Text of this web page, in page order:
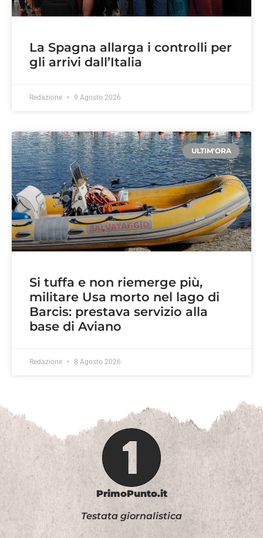
La Spagna allarga i controlli per
gli arrivi dall’Italia
Redazione 9 Agosto 2026
ULTIM'ORA
Si tuffa e non riemerge più,
militare Usa morto nel lago di
Barcis: prestava servizio alla
base di Aviano
Redazione 8 Agosto 2026
PrimoPunto.it
Testata giornalistica